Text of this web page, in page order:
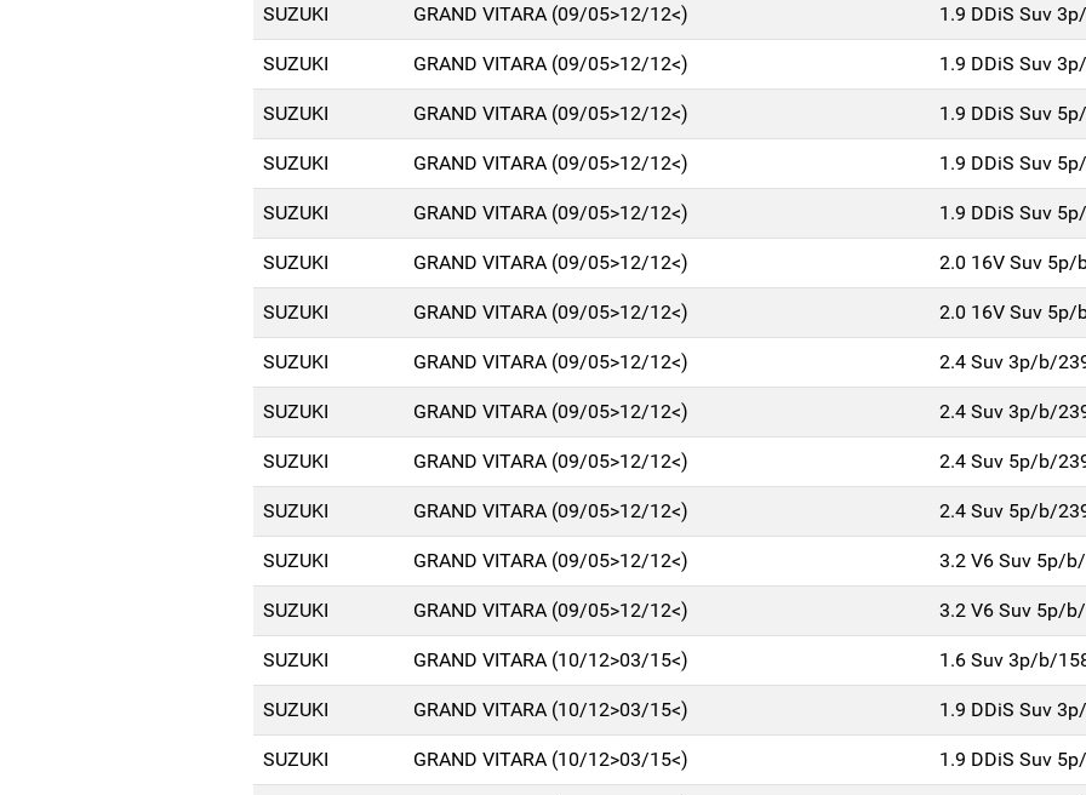
SUZUKI GRAND VITARA (09/05>12/12<) 1.9 DDiS Suv
SUZUKI GRAND VITARA (09/05>12/12<) 1.9 DDiS Suv
SUZUKI GRAND VITARA (09/05>12/12<) 1.9 DDiS Suv
SUZUKI GRAND VITARA (09/05>12/12<) 1.9 DDiS Suv
SUZUKI GRAND VITARA (09/05>12/12<) 1.9 DDiS Suv
SUZUKI GRAND VITARA (09/05>12/12<) 2.0 16V Suv 5p/
SUZUKI GRAND VITARA (09/05>12/12<) 2.0 16V Suv 5p/
SUZUKI GRAND VITARA (09/05>12/12<) 2.4 Suv 3p/b/
SUZUKI GRAND VITARA (09/05>12/12<) 2.4 Suv 3p/b/
SUZUKI GRAND VITARA (09/05>12/12<) 2.4 Suv 5p/b/
SUZUKI GRAND VITARA (09/05>12/12<) 2.4 Suv 5p/b/
SUZUKI GRAND VITARA (09/05>12/12<) 3.2 V6 Suv 5p/
SUZUKI GRAND VITARA (09/05>12/12<) 3.2 V6 Suv 5p/
SUZUKI GRAND VITARA (10/12>03/15<) 1.6 Suv 3p/b/
SUZUKI GRAND VITARA (10/12>03/15<) 1.9 DDiS Suv
SUZUKI GRAND VITARA (10/12>03/15<) 1.9 DDiS Suv